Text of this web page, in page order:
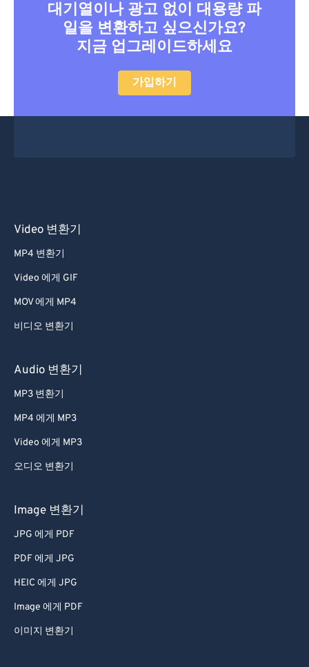
대기열이나 광고 없이 대용량 파
일을 변환하고 싶으신가요?
지금 업그레이드하세요
가입하기
Video 변환기
MP4 변환기
Video 에게 GIF
MOV 에게 MP4
비디오 변환기
Audio 변환기
MP3 변환기
MP4 에게 MP3
Video 에게 MP3
오디오 변환기
Image 변환기
JPG 에게 PDF
PDF 에게 JPG
HEIC 에게 JPG
Image 에게 PDF
이미지 변환기